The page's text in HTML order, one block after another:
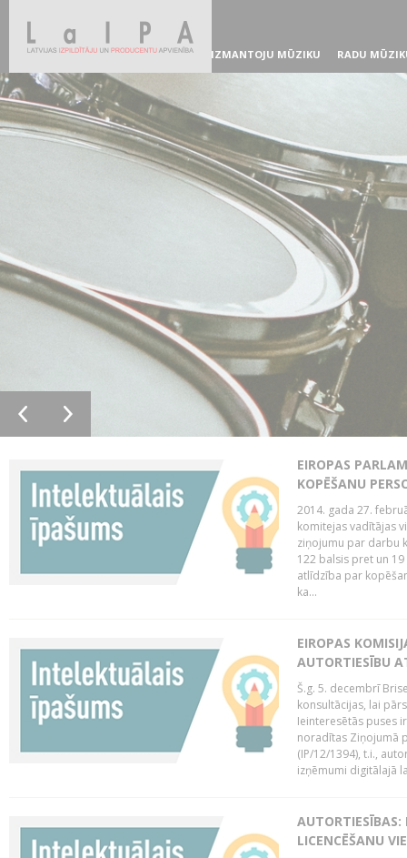
IZMANTOJU MŪZIKU RADU
EIROPAS
KOPĒŠANU
2014. gada 27.
komitejas vadītājas
ziņojumu par darbu
122 balsis pret un
atlīdzība par
ka...
EIROPAS
AUTORTIESĪBU
Š.g. 5. decembrī
konsultācijas, lai
Ieinteresētās puses
noradītas Ziņojumā
(IP/12/1394), t.i.,
izņēmumi digitālajā
AUTORTIESĪBAS:
LICENCĒŠANU